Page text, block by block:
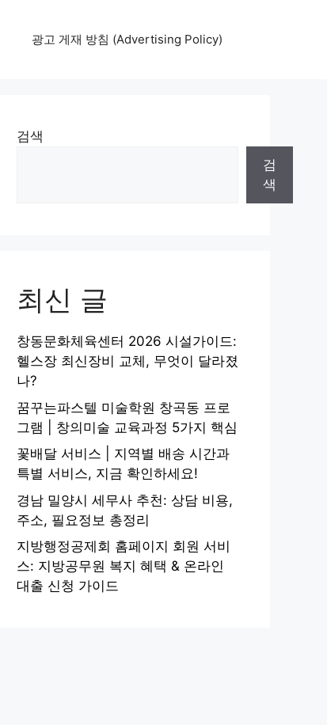
광고 게재 방침 (Advertising Policy)
검색
검
색
최신 글
창동문화체육센터 2026 시설가이드:
헬스장 최신장비 교체, 무엇이 달라졌
나?
꿈꾸는파스텔 미술학원 창곡동 프로
그램 | 창의미술 교육과정 5가지 핵심
꽃배달 서비스 | 지역별 배송 시간과
특별 서비스, 지금 확인하세요!
경남 밀양시 세무사 추천: 상담 비용,
주소, 필요정보 총정리
지방행정공제회 홈페이지 회원 서비
스: 지방공무원 복지 혜택 & 온라인
대출 신청 가이드